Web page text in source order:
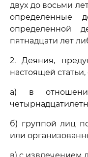
двух до восьми
определенные
определенной
пятнадцати лет
2. Деяния,
настоящей
а) в
б) группой лиц
или